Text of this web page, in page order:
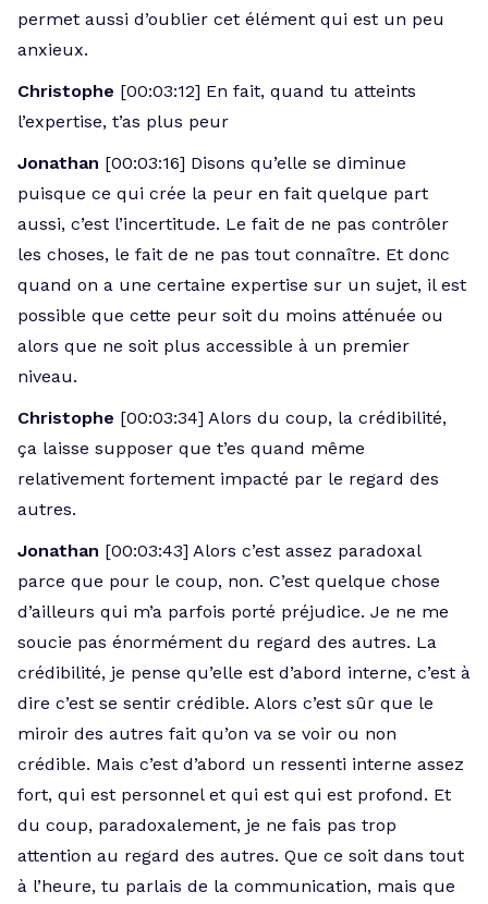
permet aussi d’oublier cet élément qui est un peu
anxieux.
Christophe [00:03:12] En fait, quand tu atteints
l’expertise, t’as plus peur
Jonathan [00:03:16] Disons qu’elle se diminue
puisque ce qui crée la peur en fait quelque part
aussi, c’est l’incertitude. Le fait de ne pas contrôler
les choses, le fait de ne pas tout connaître. Et donc
quand on a une certaine expertise sur un sujet, il est
possible que cette peur soit du moins atténuée ou
alors que ne soit plus accessible à un premier
niveau.
Christophe [00:03:34] Alors du coup, la crédibilité,
ça laisse supposer que t’es quand même
relativement fortement impacté par le regard des
autres.
Jonathan [00:03:43] Alors c’est assez paradoxal
parce que pour le coup, non. C’est quelque chose
d’ailleurs qui m’a parfois porté préjudice. Je ne me
soucie pas énormément du regard des autres. La
crédibilité, je pense qu’elle est d’abord interne, c’est à
dire c’est se sentir crédible. Alors c’est sûr que le
miroir des autres fait qu’on va se voir ou non
crédible. Mais c’est d’abord un ressenti interne assez
fort, qui est personnel et qui est qui est profond. Et
du coup, paradoxalement, je ne fais pas trop
attention au regard des autres. Que ce soit dans tout
à l’heure, tu parlais de la communication, mais que